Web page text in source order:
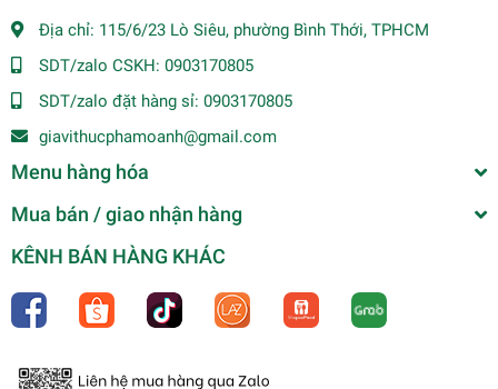
Địa chỉ: 115/6/23 Lò Siêu, phường Bình Thới, TPHCM
SDT/zalo CSKH: 0903170805
SDT/zalo đặt hàng sỉ: 0903170805
giavithucphamoanh@gmail.com
Menu hàng hóa
Mua bán / giao nhận hàng
KÊNH BÁN HÀNG KHÁC